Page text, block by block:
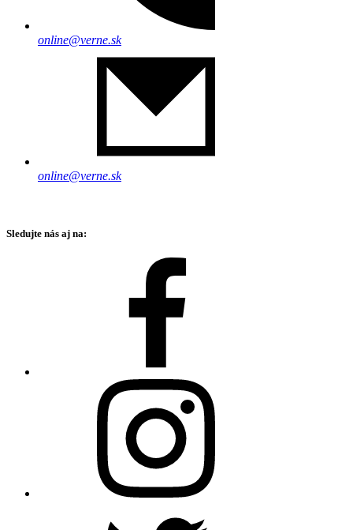
online@verne.sk
online@verne.sk
Sledujte nás aj na: